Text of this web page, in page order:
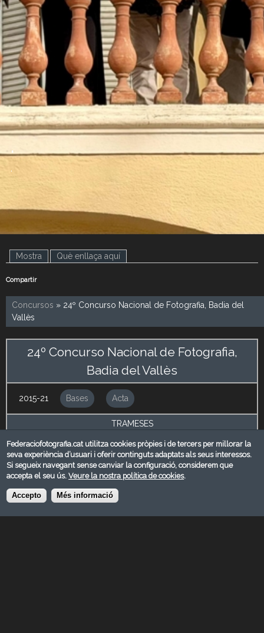
.
.
Mostra (pestanya activa)
Què enllaça aquí
Compartir
Concursos » 24º Concurso Nacional de Fotografia, Badia del
Vallès
24º Concurso Nacional de Fotografia,
Badia del Vallès
2015-21 Bases Acta
TRAMESES
CLUB FOTOGRÀFIC BADIA DEL VALLÈS
Badia del Vallès
Barcelona
concursos@clubfotobadia.com
Federaciofotografia.cat utilitza cookies pròpies i de tercers per millorar la
seva experiència d’usuari i oferir continguts adaptats als seus interessos.
Si segueix navegant sense canviar la configuració, considerem que
accepta el seu ús.Veure la nostra política de cookies.
Accepto Més informació